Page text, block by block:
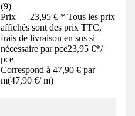
(9)
Prix — 23,95 € * Tous les prix
affichés sont des prix TTC,
frais de livraison en sus si
nécessaire par pce23,95 €*/
pce
Correspond à 47,90 € par
m(47,90 €/ m)